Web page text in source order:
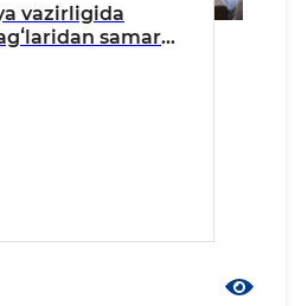
vazirligida
samarali
seminar